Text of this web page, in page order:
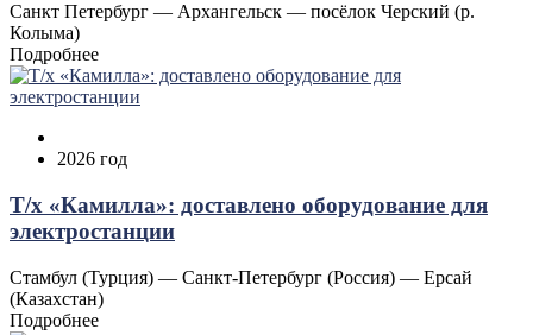
Санкт Петербург — Архангельск — посёлок Черский (р.
Колыма)
Подробнее
2026 год
Т/х «Камилла»: доставлено оборудование для
электростанции
Стамбул (Турция) — Санкт-Петербург (Россия) — Ерсай
(Казахстан)
Подробнее